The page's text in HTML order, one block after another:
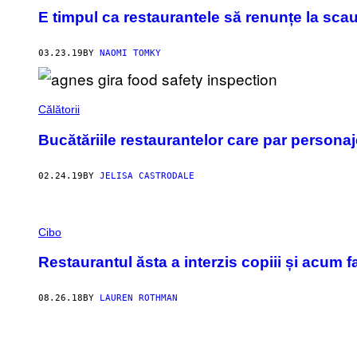
E timpul ca restaurantele să renunțe la
03.23.19 BY NAOMI TOMKY
Călătorii
Bucătăriile restaurantelor care par
02.24.19BY JELISA CASTRODALE
Cibo
Restaurantul ăsta a interzis copiii și acum
08.26.18 BY LAUREN ROTHMAN